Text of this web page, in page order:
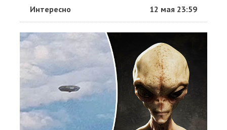
Интересно 12 мая 23:59